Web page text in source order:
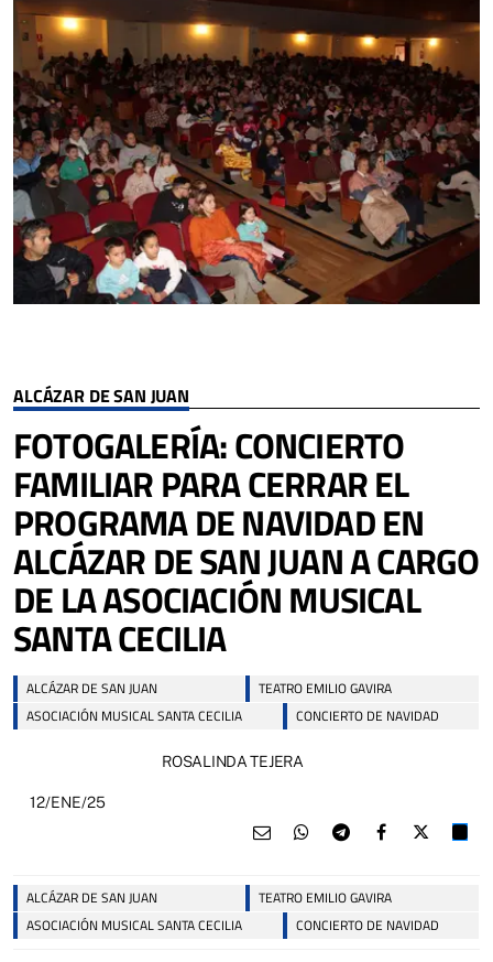
ALCÁZAR DE SAN JUAN
FOTOGALERÍA: CONCIERTO
FAMILIAR PARA CERRAR EL
PROGRAMA DE NAVIDAD EN
ALCÁZAR DE SAN JUAN A CARGO
DE LA ASOCIACIÓN MUSICAL
SANTA CECILIA
ALCÁZAR DE SAN JUAN
TEATRO EMILIO GAVIRA
ASOCIACIÓN MUSICAL SANTA CECILIA
CONCIERTO DE NAVIDAD
ROSALINDA TEJERA
12/ENE/25
ALCÁZAR DE SAN JUAN
TEATRO EMILIO GAVIRA
ASOCIACIÓN MUSICAL SANTA CECILIA
CONCIERTO DE NAVIDAD